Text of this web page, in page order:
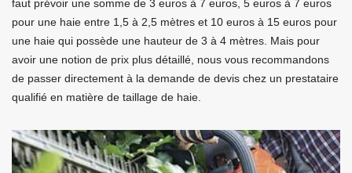
faut prévoir une somme de 3 euros à 7 euros, 5 euros à 7 euros
pour une haie entre 1,5 à 2,5 mètres et 10 euros à 15 euros pour
une haie qui possède une hauteur de 3 à 4 mètres. Mais pour
avoir une notion de prix plus détaillé, nous vous recommandons
de passer directement à la demande de devis chez un prestataire
qualifié en matière de taillage de haie.